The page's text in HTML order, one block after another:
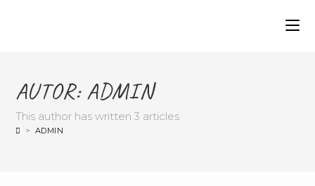
AUTOR:ADMIN
This author has written 3 articles
> ADMIN